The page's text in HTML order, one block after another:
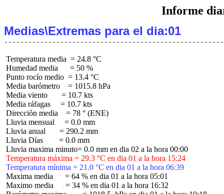
Informe
Medias\Extremas para el dia:01
Temperatura media  = 24.8 °C
Humedad media      = 50 %
Punto rocío medio  = 13.4 °C
Media barómetro    = 1015.8 hPa
Media viento       = 10.7 kts
Media ráfagas     = 10.7 kts
Dirección media    = 78 ° (ENE)
Lluvia mensual     = 0.0 mm
Lluvia anual       = 290.2 mm
Lluvia Días        = 0.0 mm
Temperatura máxima = 29.3 °C en dia 01 a la hora 15:24
Temperatura mínima = 21.0 °C en dia 01 a la hora 06:39
Maxima media      = 64 % en dia 01 a la hora 05:01
Maximo media      = 34 % en dia 01 a la hora 16:32